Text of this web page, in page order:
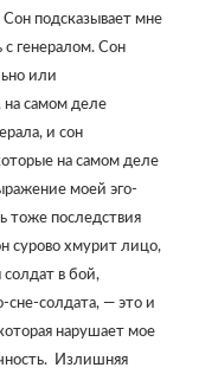
подсказывает мне
с генералом. Сон
или
на самом деле
и сон
на самом деле
моей эго-
тоже последствия
сурово хмурит лицо,
в бой,
сне-солдата, — это и
нарушает мое
Излишняя